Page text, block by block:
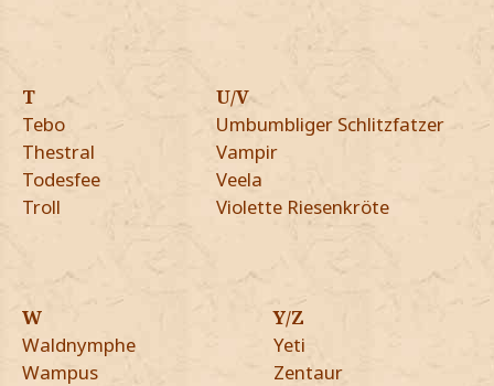
T
Tebo
Thestral
Todesfee
Troll
U/V
Umbumbliger Schlitzfatzer
Vampir
Veela
Violette Riesenkröte
W
Waldnymphe
Wampus
Y/Z
Yeti
Zentaur